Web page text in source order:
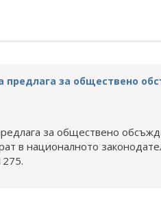
предлага за обществено
за обществено
в националното